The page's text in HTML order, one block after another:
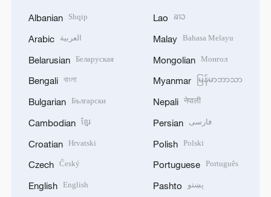
Albanian Shqip
Arabic العربية
Belarusian Беларуская
Bengali বাংলা
Bulgarian Български
Cambodian ខ្មែរ
Croatian Hrvatski
Czech Český
English English
Lao ລາວ
Malay Bahasa Melayu
Mongolian Монгол
Myanmar မြန်မာဘာသာ
Nepali नेपाली
Persian فارسی
Polish Polski
Portuguese Português
Pashto پښتو